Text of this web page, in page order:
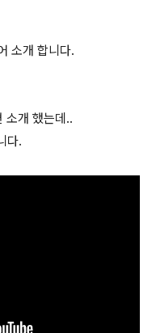
소개 합니다.
소개 했는데..
다.